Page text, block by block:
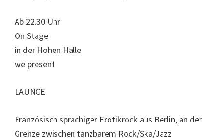
Ab 22.30 Uhr
On Stage
in der Hohen Halle
we present
LAUNCE
Französisch sprachiger Erotikrock aus Berlin, an der
Grenze zwischen tanzbarem Rock/Ska/Jazz